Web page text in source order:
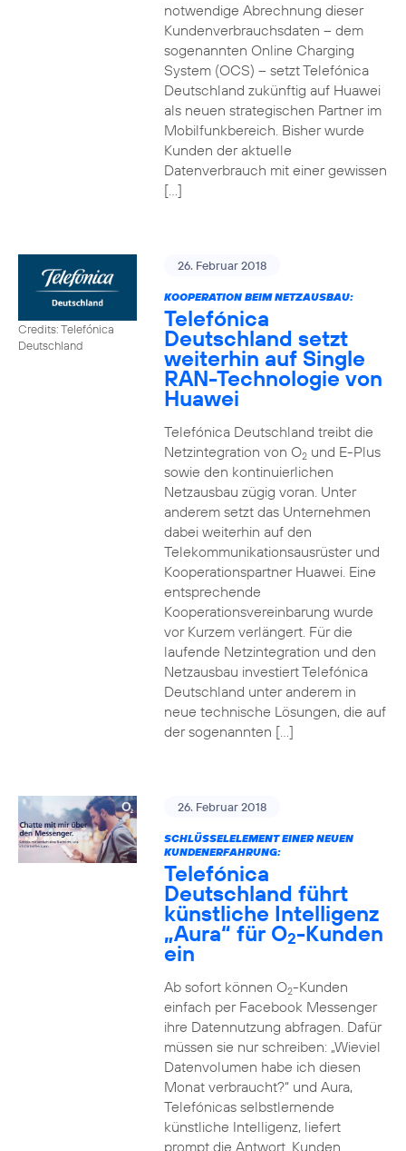
notwendige Abrechnung dieser
Kundenverbrauchsdaten – dem
sogenannten Online Charging
System (OCS) – setzt Telefónica
Deutschland zukünftig auf Huawei
als neuen strategischen Partner im
Mobilfunkbereich. Bisher wurde
Kunden der aktuelle
Datenverbrauch mit einer gewissen
[…]
Credits: Telefónica
Deutschland
26. Februar 2018
KOOPERATION BEIM NETZAUSBAU:
Telefónica
Deutschland setzt
weiterhin auf Single
RAN-Technologie von
Huawei
Telefónica Deutschland treibt die
Netzintegration von O2und E-Plus
sowie den kontinuierlichen
Netzausbau zügig voran. Unter
anderem setzt das Unternehmen
dabei weiterhin auf den
Telekommunikationsausrüster und
Kooperationspartner Huawei. Eine
entsprechende
Kooperationsvereinbarung wurde
vor Kurzem verlängert. Für die
laufende Netzintegration und den
Netzausbau investiert Telefónica
Deutschland unter anderem in
neue technische Lösungen, die auf
der sogenannten […]
26. Februar 2018
SCHLÜSSELELEMENT EINER NEUEN
KUNDENERFAHRUNG:
Telefónica
Deutschland führt
künstliche Intelligenz
„Aura“ für O2-Kunden
ein
Ab sofort können O2-Kunden
einfach per Facebook Messenger
ihre Datennutzung abfragen. Dafür
müssen sie nur schreiben: „Wieviel
Datenvolumen habe ich diesen
Monat verbraucht?“ und Aura,
Telefónicas selbstlernende
künstliche Intelligenz, liefert
prompt die Antwort. Kunden